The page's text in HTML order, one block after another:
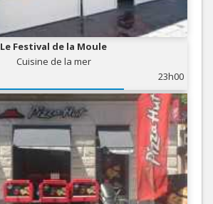
Le Festival de la Moule
Cuisine de la mer
23h00